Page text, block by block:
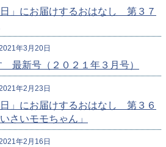
日」にお届けするおはなし 第３７
年3月20日
最新号（２０２１年３月号）
年2月23日
日」にお届けするおはなし 第３６
さいモモちゃん」
年2月16日